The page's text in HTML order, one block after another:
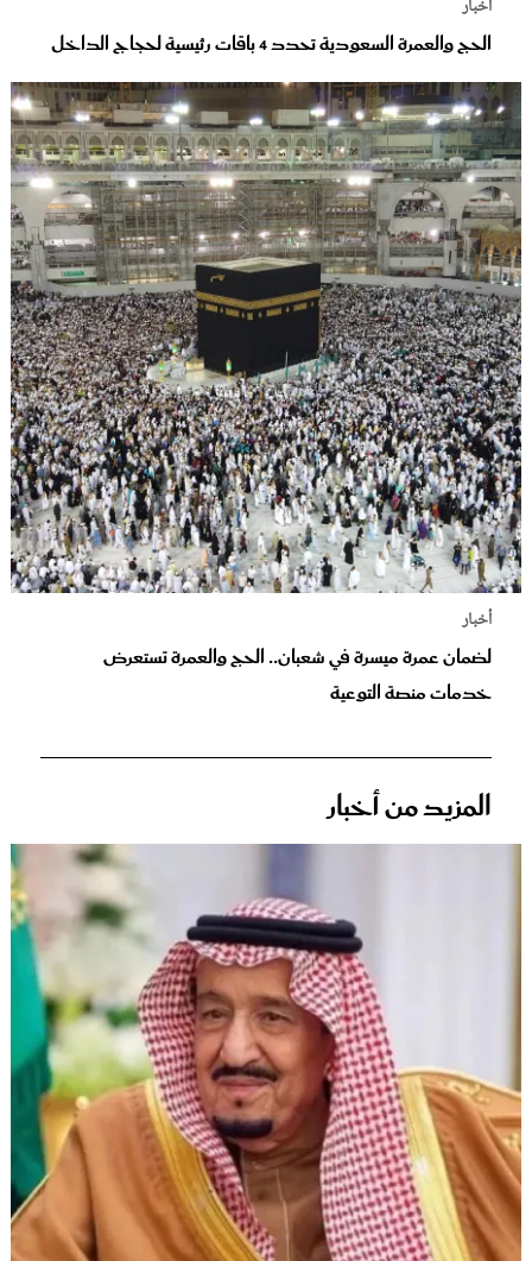
أخبار
الحج والعمرة السعودية تحدد 4 باقات رئيسية لحجاج الداخل
أخبار
لضمان عمرة ميسرة في شعبان.. الحج والعمرة تستعرض
خدمات منصة التوعية
المزيد من أخبار